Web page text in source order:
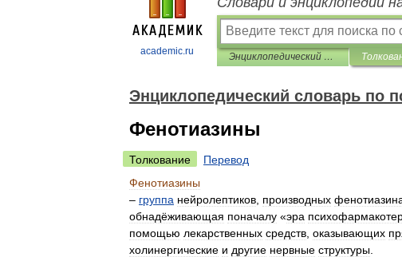
academic.ru Энциклопедический словарь по психологии и педагогике
Энциклопедический словарь по
Фенотиазины
Толкование
Перевод
Фенотиазины
– группа нейролептиков производных
обнадёживающая поначалу «эра
помощью лекарственных средств оказывающих
холинергические и другие нервные структуры